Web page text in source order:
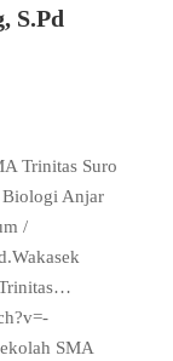
S.Pd
Trinitas Suro
Biologi Anjar
/
SMA